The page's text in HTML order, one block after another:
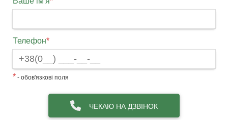
Телефон*
* - обов'язкові поля
ЧЕКАЮ НА ДЗВІНОК